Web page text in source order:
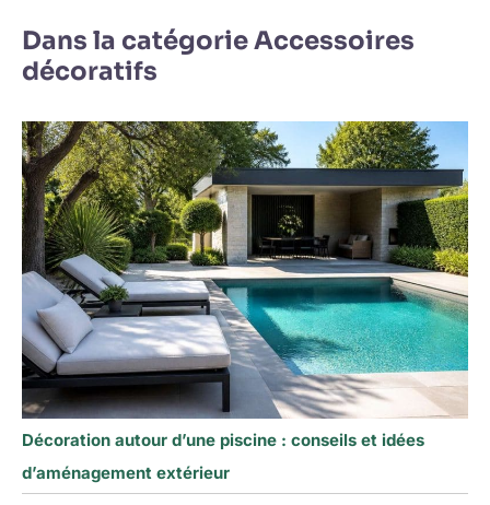
Dans la catégorie Accessoires
décoratifs
Décoration autour d’une piscine : conseils et idées
d’aménagement extérieur